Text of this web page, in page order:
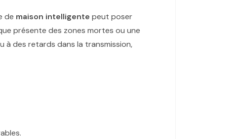
de maison intelligente peut poser
présente des zones mortes ou une
à des retards dans la transmission,